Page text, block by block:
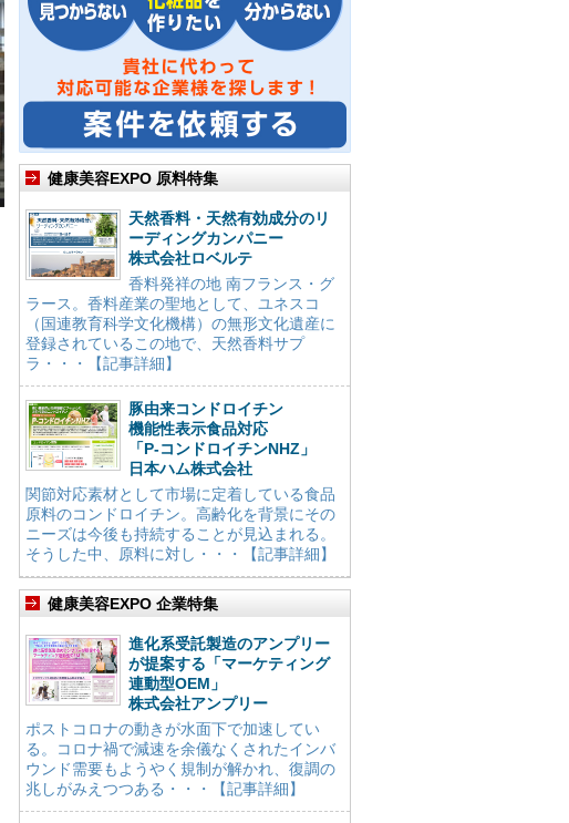
健康美容EXPO 原料特集
天然香料・天然有効成分のリ
ーディングカンパニー
株式会社ロベルテ
香料発祥の地 南フランス・グ
ラース。香料産業の聖地として、ユネスコ
（国連教育科学文化機構）の無形文化遺産に
登録されているこの地で、天然香料サプ
ラ・・・【記事詳細】
豚由来コンドロイチン
機能性表示食品対応
「P-コンドロイチンNHZ」
日本ハム株式会社
関節対応素材として市場に定着している食品
原料のコンドロイチン。高齢化を背景にその
ニーズは今後も持続することが見込まれる。
そうした中、原料に対し・・・【記事詳細】
健康美容EXPO 企業特集
進化系受託製造のアンプリー
が提案する「マーケティング
連動型OEM」
株式会社アンプリー
ポストコロナの動きが水面下で加速してい
る。コロナ禍で減速を余儀なくされたインバ
ウンド需要もようやく規制が解かれ、復調の
兆しがみえつつある・・・【記事詳細】